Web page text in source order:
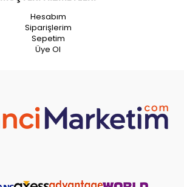
Hesabım
Siparişlerim
Sepetim
Üye Ol